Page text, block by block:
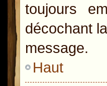
toujours
décochant
message.
Haut